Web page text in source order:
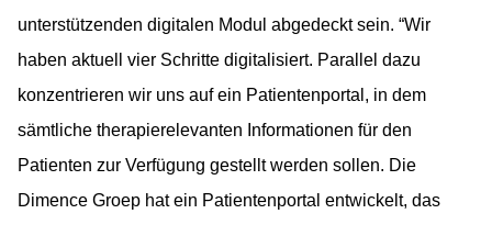
unterstützenden digitalen Modul abgedeckt sein. “Wir
haben aktuell vier Schritte digitalisiert. Parallel dazu
konzentrieren wir uns auf ein Patientenportal, in dem
sämtliche therapierelevanten Informationen für den
Patienten zur Verfügung gestellt werden sollen. Die
Dimence Groep hat ein Patientenportal entwickelt, das